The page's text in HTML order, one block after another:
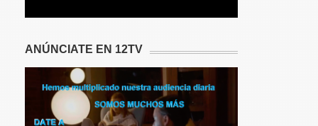
ANÚNCIATE EN 12TV